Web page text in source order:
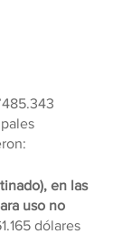
en las
uso no
dólares